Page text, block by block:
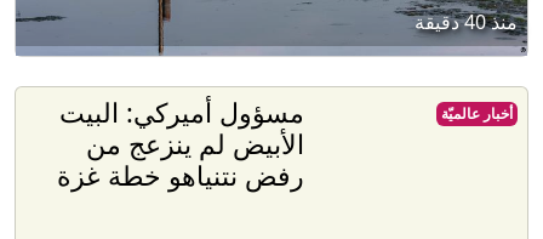
منذ 40 دقيقة
مسؤول أميركي: البيت
الأبيض لم ينزعج من
رفض نتنياهو خطة غزة
أخبار عالميّة